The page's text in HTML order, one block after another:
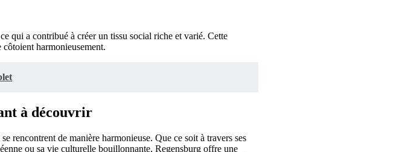
qui a contribué à créer un tissu social riche et varié. Cette
harmonieusement.
à découvrir
rencontrent de manière harmonieuse. Que ce soit à travers ses
ou sa vie culturelle bouillonnante, Regensburg offre une